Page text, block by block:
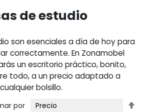
de estudio
son esenciales a día de hoy para
correctamente. En Zonamobel
un escritorio práctico, bonito,
todo, a un precio adaptado a
cualquier bolsillo.
por